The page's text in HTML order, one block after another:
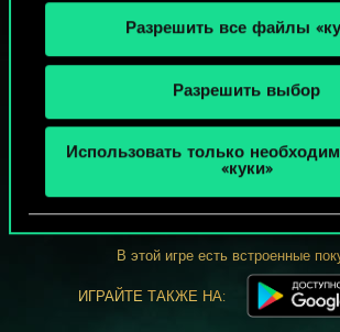
Разрешить все файлы
Разрешить выбор
Использовать только
«куки»
МОЖЕТ ПАРТЕЕЧКУ В
ИГРАТЬ
БЕСПЛАТНО НА ПК
В этой игре есть встроенные
ИГРАЙТЕ ТАКЖЕ НА: